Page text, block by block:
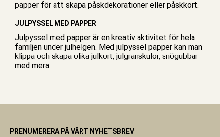
papper för att skapa påskdekorationer eller påskkort.
JULPYSSEL MED PAPPER
Julpyssel med papper är en kreativ aktivitet för hela
familjen under julhelgen. Med julpyssel papper kan man
klippa och skapa olika julkort, julgranskulor, snögubbar
med mera.
PRENUMERERA PÅ VÅRT NYHETSBREV